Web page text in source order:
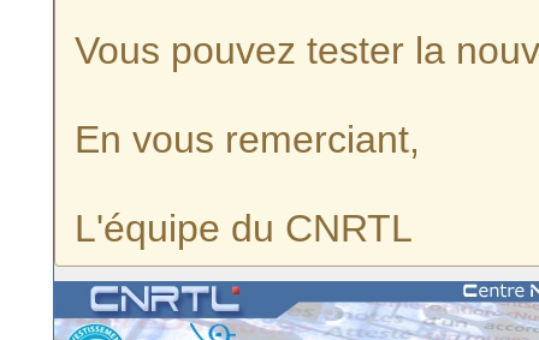
Vous pouvez tester la
En vous remerciant,
L'équipe du CNRTL